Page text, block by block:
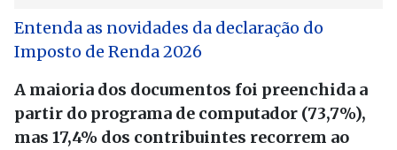
Entenda as novidades da declaração do
Imposto de Renda 2026
A maioria dos documentos foi preenchida a
partir do programa de computador (73,7%),
mas 17,4% dos contribuintes recorrem ao